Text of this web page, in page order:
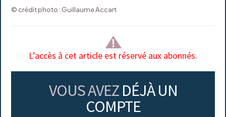
© crédit photo : Guillaume Accart
L’accès à cet article est réservé aux abonnés.
VOUS AVEZ DÉJÀ UN
COMPTE